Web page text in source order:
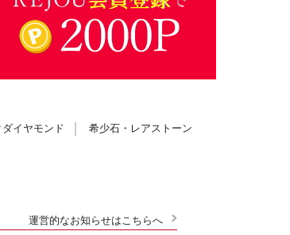
ダイヤモンド 希少石・レアストーン
運営的なお知らせはこちらへ